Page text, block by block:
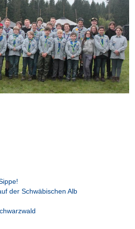
der Schwäbischen Alb